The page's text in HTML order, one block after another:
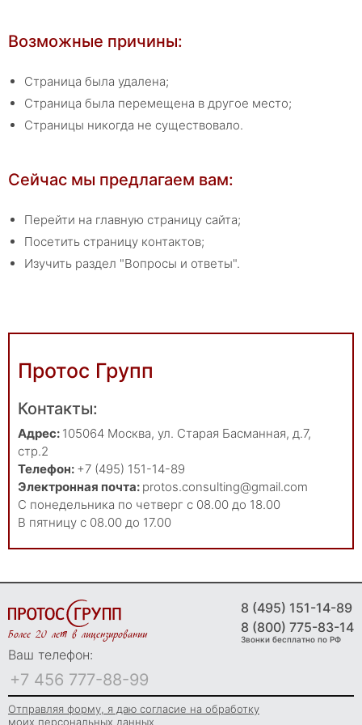
Возможные причины:
Страница была удалена;
Страница была перемещена в другое место;
Страницы никогда не существовало.
Сейчас мы предлагаем вам:
Перейти на главную страницу сайта;
Посетить страницу контактов;
Изучить раздел "Вопросы и ответы".
Протос Групп
Контакты:
Адрес: 105064 Москва, ул. Старая Басманная, д.7,
стр.2
Телефон: +7 (495) 151-14-89
Электронная почта: protos.consulting@gmail.com
С понедельника по четверг с 08.00 до 18.00
В пятницу с 08.00 до 17.00
Более 20 лет в лицензировании
8 (495) 151-14-89
8 (800) 775-83-14
Звонки бесплатно по РФ
Ваш телефон:
Отправляя форму, я даю согласие на обработку
моих персональных данных